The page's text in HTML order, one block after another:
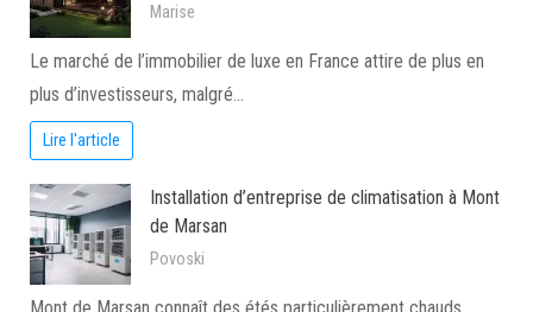
Marise
Le marché de l’immobilier de luxe en France attire de plus en
plus d’investisseurs, malgré…
Lire l'article
Installation d’entreprise de climatisation à Mont
de Marsan
Povoski